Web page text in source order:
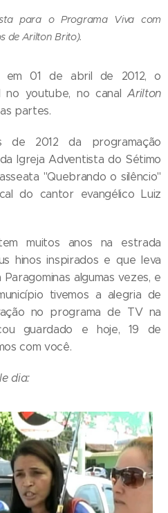
para o Programa Viva com
de Arilton Brito).
em 01 de abril de 2012, o
no youtube, no canalArilton
partes.
de 2012 da programação
Igreja Adventista do Sétimo
"Quebrando o silêncio"
do cantor evangélico Luiz
muitos anos na estrada
hinos inspirados e que leva
algumas vezes, e
tivemos a alegria de
no programa de TV na
guardado e hoje, 19 de
com você.
dia: